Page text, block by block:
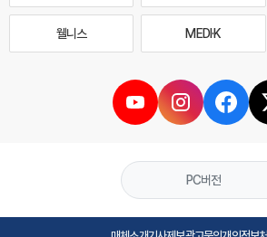
웰니스 MEDI·K
PC버전